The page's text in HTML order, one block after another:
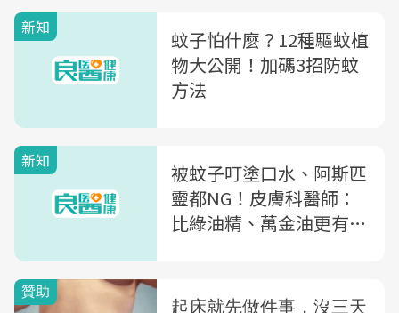
新知
蚊子怕什麼？12種驅蚊植
物大公開！加碼3招防蚊
方法
新知
被蚊子叮塗口水、阿斯匹
靈都NG！皮膚科醫師：
比綠油精、萬金油更有效